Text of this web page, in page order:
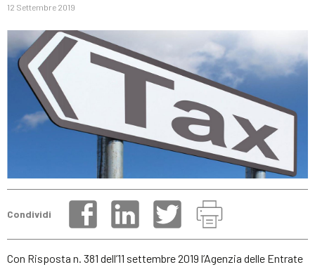
12 Settembre 2019
Condividi
Con Risposta n. 381 dell’11 settembre 2019 l’Agenzia delle Entrate